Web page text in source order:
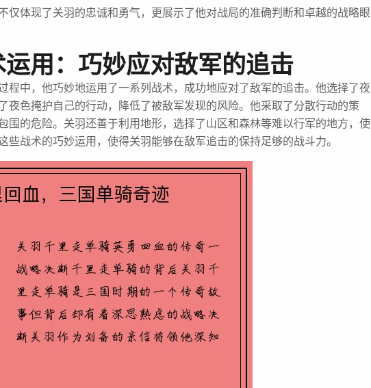
仅体现了关羽的忠诚和勇气，更展示了他对战局的准确判断和卓越的战略眼
用：巧妙应对敌军的追击
程中，他巧妙地运用了一系列战术，成功地应对了敌军的追击。他选择了夜
夜色掩护自己的行动，降低了被敌军发现的风险。他采取了分散行动的策
围的危险。关羽还善于利用地形，选择了山区和森林等难以行军的地方，使
些战术的巧妙运用，使得关羽能够在敌军追击的保持足够的战斗力。